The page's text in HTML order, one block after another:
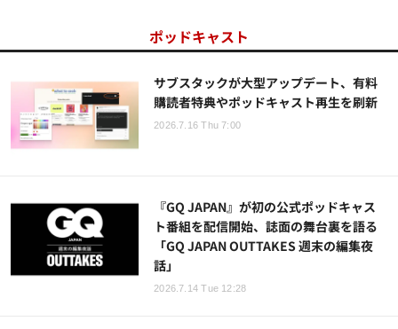
ポッドキャスト
サブスタックが大型アップデート、有料
購読者特典やポッドキャスト再生を刷新
2026.7.16 Thu 7:00
『GQ JAPAN』が初の公式ポッドキャス
ト番組を配信開始、誌面の舞台裏を語る
「GQ JAPAN OUTTAKES 週末の編集夜
話」
2026.7.14 Tue 12:28